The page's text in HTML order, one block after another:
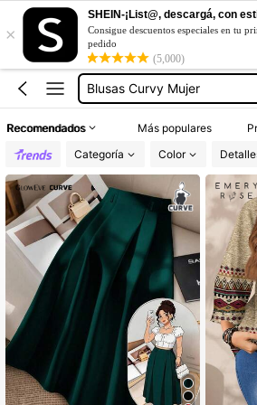
×
SHEIN-¡List@, descargá, con
Consigue descuentos especiales en tu
pedido
(5,000)
Conjuntos Curvy Para Mujer
Vestidos Curvy
Blusas Curvy Mujer
Vestidos Elegantes Para Fiesta Curvy
Trajes De Baño Mujer Curvy
Vestidos Curvy
Recomendados Más populares
Categoría
Color